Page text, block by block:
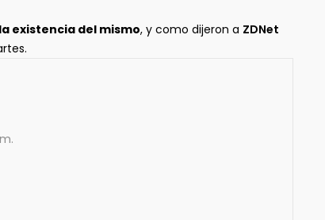
existencia del mismo, y como dijeron a ZDNet